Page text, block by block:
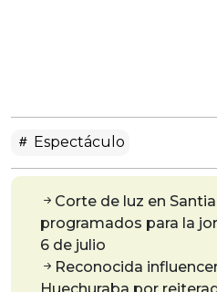
Espectáculo
Corte de luz en
programados para la
6 de julio
Reconocida